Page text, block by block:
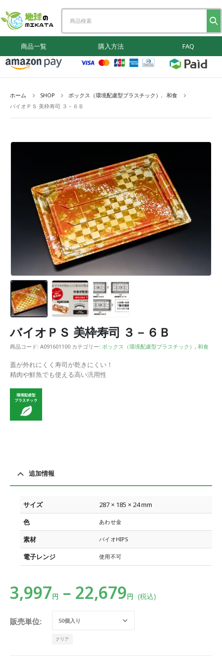
商品一覧 購入方法 FAQ
ホーム SHOP ボックス（環境配慮型プラスチック） , 和食
バイオＰＳ 美枠寿司 ３－６Ｂ
バイオＰＳ 美枠寿司 ３－６Ｂ
商品コード: A091601100 カテゴリー: ボックス（環境配慮型プラスチック） , 和食
蓋が外れにくく寿司が乾きにくい！
精肉や鮮魚でも使える高い汎用性
追加情報
サイズ
287 × 185 × 24 mm
色
あわせ金
素材 バイオHIPS
電子レンジ 使用不可
3,997円 – 22,679円 (税込)
販売単位
クリア